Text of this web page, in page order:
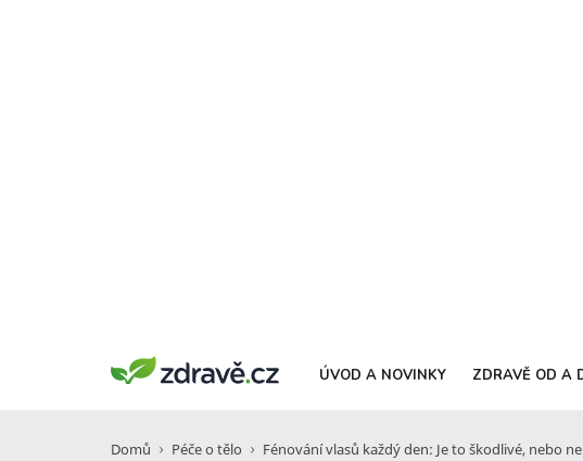
ÚVOD A NOVINKY ZDRAVĚ OD A
Domů Péče o tělo Fénování vlasů každý den: Je to škodlivé, nebo